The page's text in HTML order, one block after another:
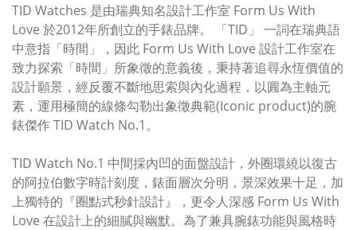
TID Watches 是由瑞典知名設計工作室 Form Us With
Love 於2012年所創立的手錶品牌。 「TID」 一詞在瑞典語
中意指「時間」，因此 Form Us With Love 設計工作室在
致力探索「時間」所象徵的意義後，秉持著追尋永恆價值的
設計願景，經反覆不斷地思索與內化過程，以圓為主軸元
素，運用極簡的線條勾勒出象徵典範(Iconic product)的腕
錶傑作 TID Watch No.1。
TID Watch No.1 中間採內凹的面盤設計，外圈環繞以復古
的阿拉伯數字時計刻度，錶面層次分明，景深效果十足，加
上獨特的『圈點式秒針設計』，更令人深感 Form Us With
Love 在設計上的細膩與幽默。為了兼具腕錶功能與風格時